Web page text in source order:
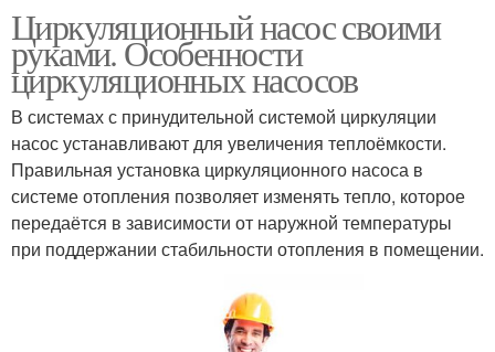
Циркуляционный насос своими
руками. Особенности
циркуляционных насосов
В системах с принудительной системой циркуляции
насос устанавливают для увеличения теплоёмкости.
Правильная установка циркуляционного насоса в
системе отопления позволяет изменять тепло, которое
передаётся в зависимости от наружной температуры
при поддержании стабильности отопления в помещении.